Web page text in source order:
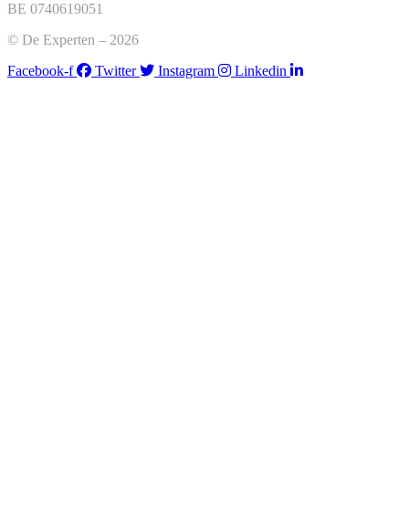
BE 0740619051
© De Experten – 2026
Facebook-f
Twitter Instagram Linkedin